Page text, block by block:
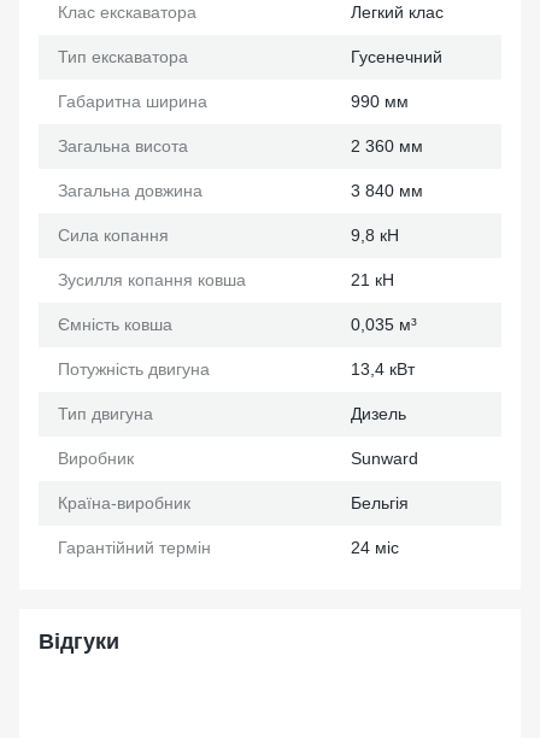
Клас екскаватора Легкий клас
Тип екскаватора Гусенечний
Габаритна ширина 990 мм
Загальна висота 2 360 мм
Загальна довжина 3 840 мм
Сила копання 9,8 кН
Зусилля копання ковша 21 кН
Ємність ковша 0,035 м³
Потужність двигуна 13,4 кВт
Тип двигуна Дизель
Виробник Sunward
Країна-виробник Бельгія
Гарантійний термін 24 міс
Відгуки